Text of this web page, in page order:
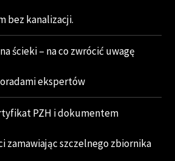
bez kanalizacji.
ścieki – na co zwrócić uwagę
ekspertów
PZH i dokumentem
zamawiając szczelnego zbiornika